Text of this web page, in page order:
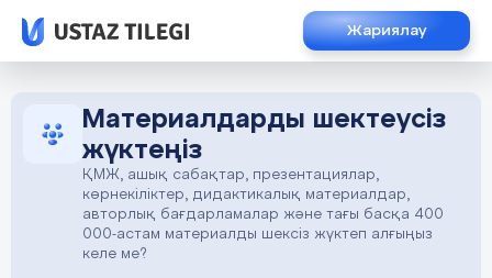
Жариялау
Материалдарды шектеусіз
жүктеңіз
ҚМЖ, ашық сабақтар, презентациялар,
көрнекіліктер, дидактикалық материалдар,
авторлық бағдарламалар және тағы басқа 400
000-астам материалды шексіз жүктеп алғыңыз
келе ме?